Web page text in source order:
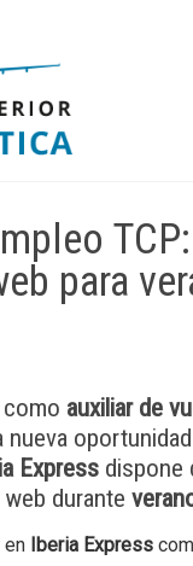
para
como auxiliar de
Express dispone
web durante
en Iberia Express